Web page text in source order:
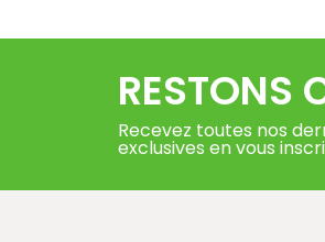
RESTONS
Recevez toutes nos
exclusives en vous